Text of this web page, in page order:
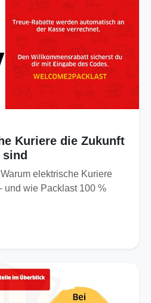
Kuriere die Zukunft
elektrische Kuriere
und wie Packlast 100 %